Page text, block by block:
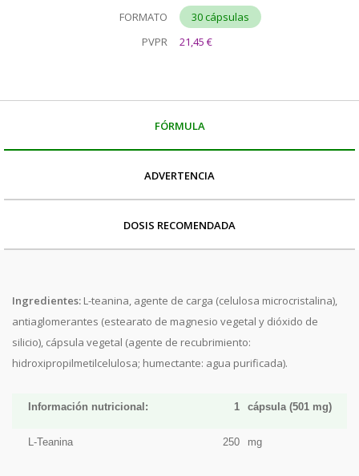
FORMATO
30 cápsulas
PVPR
21,45 €
FÓRMULA
ADVERTENCIA
DOSIS RECOMENDADA
Ingredientes: L-teanina, agente de carga (celulosa microcristalina),
antiaglomerantes (estearato de magnesio vegetal y dióxido de
silicio), cápsula vegetal (agente de recubrimiento:
hidroxipropilmetilcelulosa; humectante: agua purificada).
Información nutricional: 1 cápsula (501 mg)
L-Teanina 250 mg